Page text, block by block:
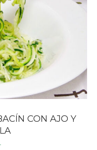
CON AJO Y